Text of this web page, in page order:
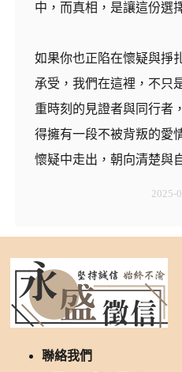
中，而真相，是讓這份選
如果你也正陷在懷疑與掙
承受，我們在這裡，不只
重時刻的見證者與同行者
得擁有一段不被背叛的愛
懷疑中走出，朝向清楚與
2025-
聯絡我們